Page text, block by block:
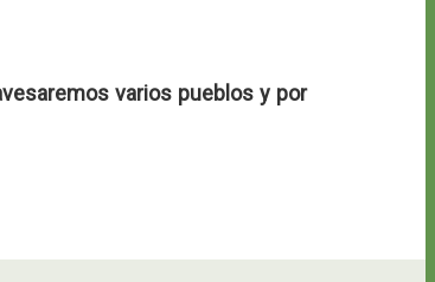
varios pueblos y por